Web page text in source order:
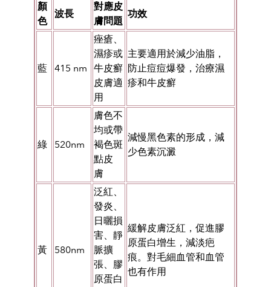
顏
色
波長
對應皮
膚問題
功效
藍 415 nm
痤瘡、
濕疹或
牛皮癬
皮膚適
用
主要適用於減少油脂，
防止痘痘爆發，治療濕
疹和牛皮癬
綠 520nm
膚色不
均或帶
褐色斑
點皮
膚
減慢黑色素的形成，減
少色素沉澱
黃 580nm
泛紅、
發炎、
日曬損
害、靜
脈擴
張、膠
原蛋白
緩解皮膚泛紅，促進膠
原蛋白增生，減淡疤
痕。 對毛細血管和血管
也有作用